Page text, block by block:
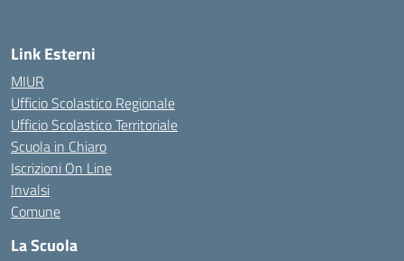
Link Esterni
MIUR
Ufficio Scolastico Regionale
Ufficio Scolastico Territoriale
Scuola in Chiaro
Iscrizioni On Line
Invalsi
Comune
La Scuola